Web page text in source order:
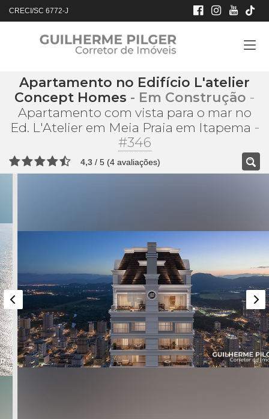
CRECI/SC 6772-J
Apartamento no Edifício L'atelier
Concept Homes - Em Construção -
Apartamento com vista para o mar no
Ed. L'Atelier em Meia Praia em Itapema -
#346
4,3 / 5 (4 avaliações)